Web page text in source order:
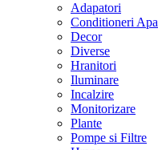
Adapatori
Conditioneri Apa
Decor
Diverse
Hranitori
Iluminare
Incalzire
Monitorizare
Plante
Pompe si Filtre